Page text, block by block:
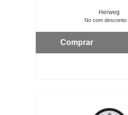
Herweg
No com desconto
Comprar